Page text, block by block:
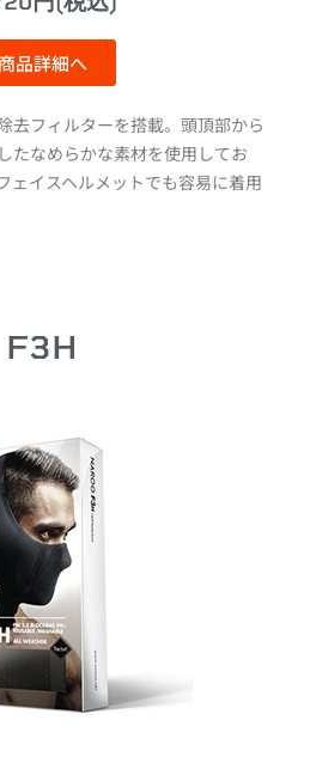
商品詳細へ
去フィルターを搭載。頭頂部から
たなめらかな素材を使用してお
ェイスヘルメットでも容易に着用
F3H